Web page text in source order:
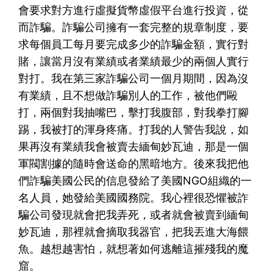
會要求對方進行虛擬貨幣虛假平台進行投資，從
而詐騙。詐騙公司擁有一套完整的規章制度，要
求每個員工每月要完成多少的詐騙金額，實行對
賭，讓當月沒有業績或者業績最少的兩個人實行
對打。我在第三家詐騙公司一個月期間，因為沒
有業績，且不想做詐騙別人的工作，被他們毆
打，兩個對我抽嘴巴，擊打我腹部，對我拳打腳
踢，我被打的渾身疼痛。打我的人警告我說，如
果再沒有業績我會被賣去緬甸妙瓦迪，那是一個
軍閥割據的隨時會送命的黑暗地方。後來我把他
們詐騙美國公民的信息發給了美國NGO組織的一
名人員，她發給美國國務院。我心裡很恐懼被詐
騙公司發現就會把我弄死，或者就會被賣到緬甸
妙瓦迪，那裡就會摘取我器官，把我丟進大海餵
魚。越想越害怕，就想著如何逃離這摧殘我的魔
窟。